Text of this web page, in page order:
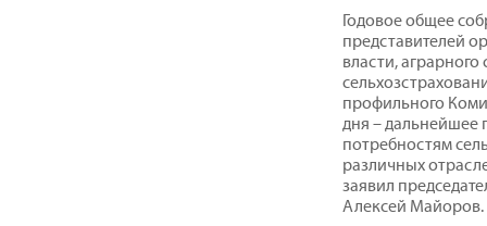
Годовое общее
представителей
власти,
профильного
дня – дальнейшее
потребностям
различных
заявил
Алексей Майоров.